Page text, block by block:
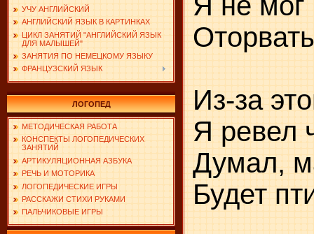
УЧУ АНГЛИЙСКИЙ
АНГЛИЙСКИЙ ЯЗЫК В КАРТИНКАХ
ЦИКЛ ЗАНЯТИЙ "АНГЛИЙСКИЙ ЯЗЫК
ДЛЯ МАЛЫШЕЙ"
ЗАНЯТИЯ ПО НЕМЕЦКОМУ ЯЗЫКУ
ФРАНЦУЗСКИЙ ЯЗЫК
ЛОГОПЕД
МЕТОДИЧЕСКАЯ РАБОТА
КОНСПЕКТЫ ЛОГОПЕДИЧЕСКИХ
ЗАНЯТИЙ
АРТИКУЛЯЦИОННАЯ АЗБУКА
РЕЧЬ И МОТОРИКА
ЛОГОПЕДИЧЕСКИЕ ИГРЫ
РАССКАЖИ СТИХИ РУКАМИ
ПАЛЬЧИКОВЫЕ ИГРЫ
Из-за
Я ревел
Думал,
Будет